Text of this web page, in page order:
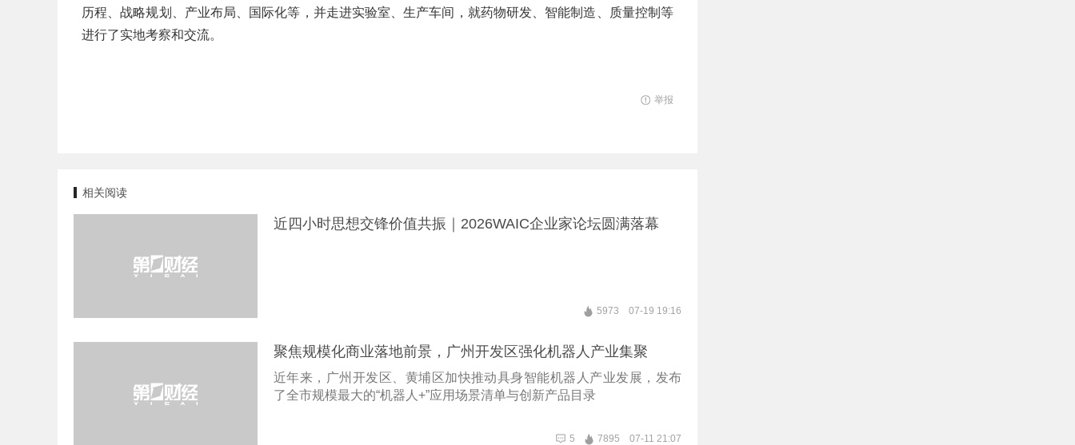
历程、战略规划、产业布局、国际化等，并走进实验室、生产车间，就药物研发、智能制造、质量控制等
进行了实地考察和交流。
举报
相关阅读
近四小时思想交锋价值共振｜2026WAIC企业家论坛圆满落幕
5973 07-19 19:16
聚焦规模化商业落地前景，广州开发区强化机器人产业集聚
近年来，广州开发区、黄埔区加快推动具身智能机器人产业发展，发布
了全市规模最大的“机器人+”应用场景清单与创新产品目录
5 7895 07-11 21:07